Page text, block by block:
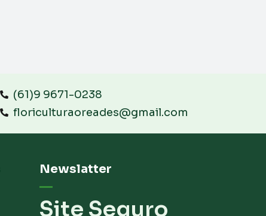
(61)9 9671-0238
floriculturaoreades@gmail.com
Newslatter
Site Seguro